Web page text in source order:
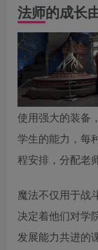
法师的成长
使用强大的装备
学生的能力，每
程安排，分配老
魔法不仅用于
决定着他们对学
发展能力共进的